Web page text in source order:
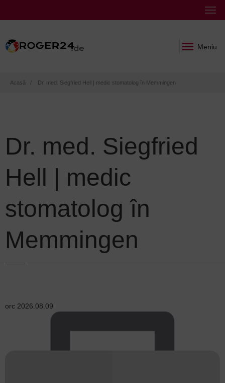
Meniu
Breadcrumb
Acasă Dr. med. Siegfried Hell | medic stomatolog în Memmingen
Dr. med. Siegfried
Hell | medic
stomatolog în
Memmingen
orc 2026.08.09